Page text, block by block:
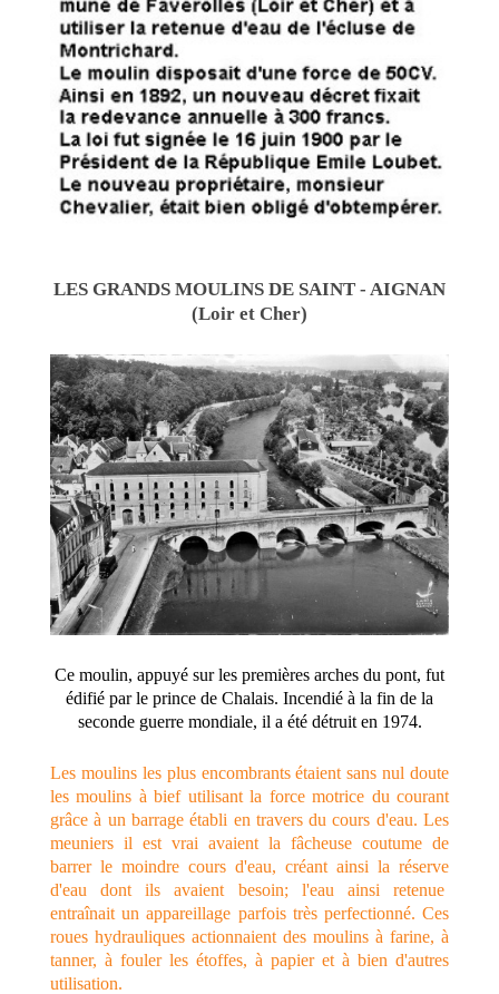
LES GRANDS MOULINS DE SAINT - AIGNAN
(Loir et Cher)
Ce moulin, appuyé sur les premières arches du pont, fut
édifié par le prince de Chalais. Incendié à la fin de la
seconde guerre mondiale, il a été détruit en 1974.
Les moulins les plus encombrants étaient sans nul doute
les moulins à bief utilisant la force motrice du courant
grâce à un barrage établi en travers du cours d'eau. Les
meuniers il est vrai avaient la fâcheuse coutume de
barrer le moindre cours d'eau, créant ainsi la réserve
d'eau dont ils avaient besoin; l'eau ainsi retenue
entraînait un appareillage parfois très perfectionné. Ces
roues hydrauliques actionnaient des moulins à farine, à
tanner, à fouler les étoffes, à papier et à bien d'autres
utilisation.